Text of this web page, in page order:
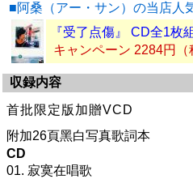
■阿桑（アー・サン）の当店人
『受了点傷』 CD全1枚
キャンペーン 2284円（
収録内容
首批限定版加贈VCD
附加26頁黑白写真歌詞本
CD
01. 寂寞在唱歌